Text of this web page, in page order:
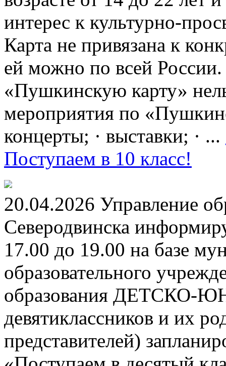
интерес к культурно-
Карта не привязана к
ей можно по всей
«Пушкинскую карту»
мероприятия по
концерты; · выставки; · ...
Поступаем в 10 класс!
20.04.2026 Управление
Северодвинска
17.00 до 19.00 на базе
образовательного
образования
девятиклассников и их
представителей)